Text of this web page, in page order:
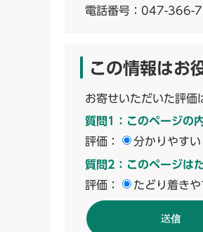
電話番号： 047-366-
この情報はお
お寄せいただいた評価
質問1：このページの
評価：
分かりやすい
質問2：このページは
評価：
たどり着きや